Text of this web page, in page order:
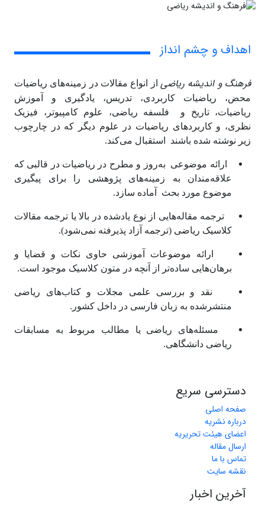
اهداف و چشم انداز
فرهنگ و اندیشه ریاضی از انواع مقالات در زمینه‌های ریاضیات
محض، ریاضیات کاربردی، تدریس، یادگیری و آموزش
ریاضیات، تاریخ و فلسفه ریاضی، علوم کامپیوتر، فیزیک
نظری، و کاربردهای ریاضیات در علوم دیگر که در چارچوب
زیر نوشته شده باشند استقبال می‌کند.
ارائه موضوعی به‌روز و مطرح در ریاضیات در قالبی که
علاقه‌مندان به زمینه‌های پژوهشی را برای پیگیری
موضوع مورد بحث آماده سازد.
ترجمه مقاله‌هایی از نوع یاد‌شده در بالا یا ترجمه مقالات
کلاسیک ریاضی (ترجمه آزاد پذیرفته نمی‌شود).
ارائه موضوعات آموزشی حاوی نکات و قضایا و
برهان‌هایی ساده‌تر از آنچه در متون کلاسیک موجود است.
نقد و بررسی علمی مجلات و کتاب‌های ریاضی
منتشر‌شده به زبان فارسی در داخل کشور.
مسئله‌های ریاضی یا مطالب مربوط به مسابقات
ریاضی دانشگاهی.
دسترسی سریع
صفحه اصلی
درباره نشریه
اعضای هیئت تحریریه
ارسال مقاله
تماس با ما
نقشه سایت
آخرین اخبار